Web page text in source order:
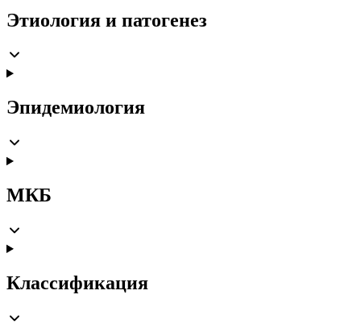
Этиология и патогенез
Эпидемиология
МКБ
Классификация